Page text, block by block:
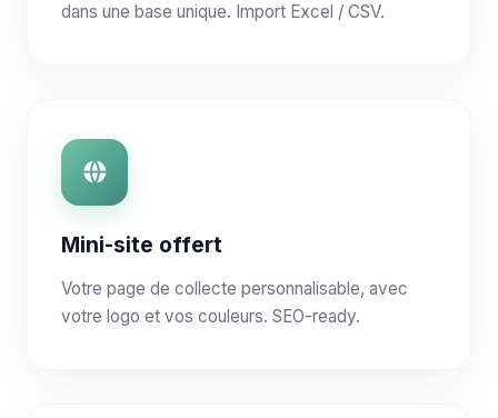
dans une base unique. Import Excel / CSV.
Mini-site offert
Votre page de collecte personnalisable, avec
votre logo et vos couleurs. SEO-ready.